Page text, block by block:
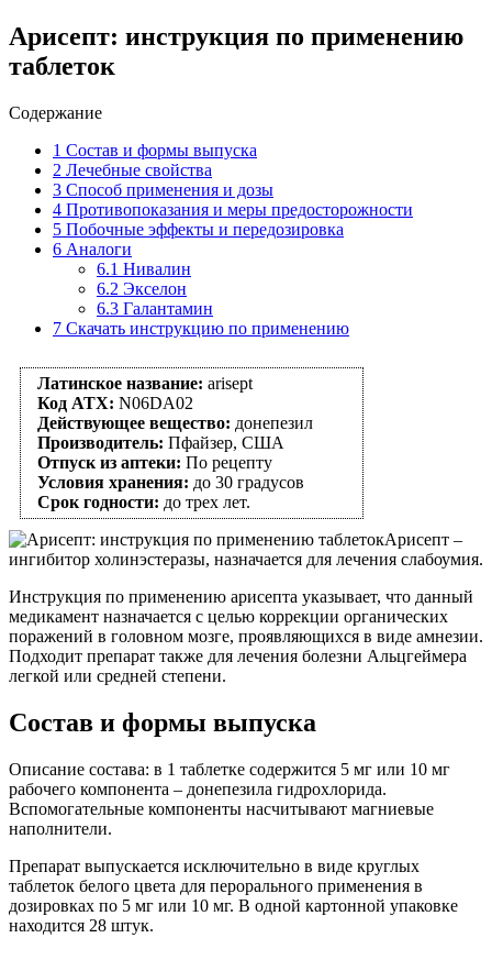
Арисепт: инструкция по применению
таблеток
Содержание
1 Состав и формы выпуска
2 Лечебные свойства
3 Способ применения и дозы
4 Противопоказания и меры предосторожности
5 Побочные эффекты и передозировка
6 Аналоги
6.1 Нивалин
6.2 Экселон
6.3 Галантамин
7 Скачать инструкцию по применению
Латинское название: arisept
Код АТХ: N06DA02
Действующее вещество: донепезил
Производитель: Пфайзер, США
Отпуск из аптеки: По рецепту
Условия хранения: до 30 градусов
Срок годности: до трех лет.
Арисепт –
ингибитор холинэстеразы, назначается для лечения слабоумия.
Инструкция по применению арисепта указывает, что данный
медикамент назначается с целью коррекции органических
поражений в головном мозге, проявляющихся в виде амнезии.
Подходит препарат также для лечения болезни Альцгеймера
легкой или средней степени.
Состав и формы выпуска
Описание состава: в 1 таблетке содержится 5 мг или 10 мг
рабочего компонента – донепезила гидрохлорида.
Вспомогательные компоненты насчитывают магниевые
наполнители.
Препарат выпускается исключительно в виде круглых
таблеток белого цвета для перорального применения в
дозировках по 5 мг или 10 мг. В одной картонной упаковке
находится 28 штук.